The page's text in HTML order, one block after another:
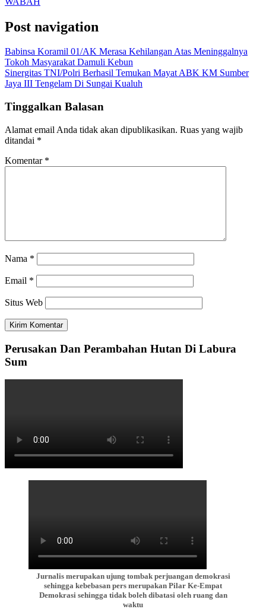
Post navigation
Babinsa Koramil 01/AK Merasa Kehilangan Atas Meninggalnya
Tokoh Masyarakat Damuli Kebun
Sinergitas TNI/Polri Berhasil Temukan Mayat ABK KM Sumber
Jaya III Tengelam Di Sungai Kualuh
Tinggalkan Balasan
Alamat email Anda tidak akan dipublikasikan. Ruas yang wajib
ditandai *
Komentar *
Nama *
Email *
Situs Web
Perusakan Dan Perambahan Hutan Di Labura
Sum
Jurnalis merupakan ujung tombak perjuangan demokrasi
sehingga kebebasan pers merupakan Pilar Ke-Empat
Demokrasi sehingga tidak boleh dibatasi oleh ruang dan
waktu